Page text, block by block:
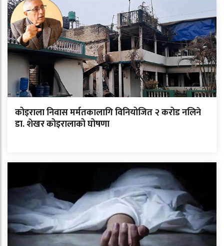
कोइराला निवास मर्मतकालागि विनियोजित २ करोड नलिने
डा. शेखर कोइरालाको घोषणा